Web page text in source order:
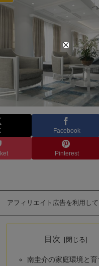
Facebook
Pinterest
アフィリエイト広告を利用して
目次
南圭介の家庭環境と育